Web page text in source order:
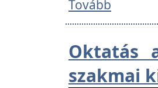
Tovább
Oktatás
szakmai